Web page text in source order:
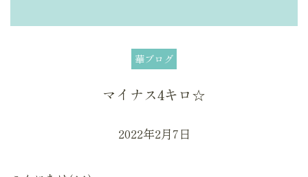
華ブログ
マイナス4キロ☆
2022年2月7日